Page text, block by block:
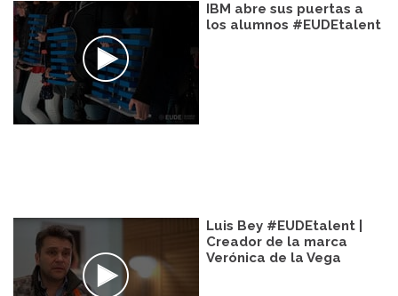
IBM abre sus puertas a
los alumnos #EUDEtalent
Luis Bey #EUDEtalent |
Creador de la marca
Verónica de la Vega